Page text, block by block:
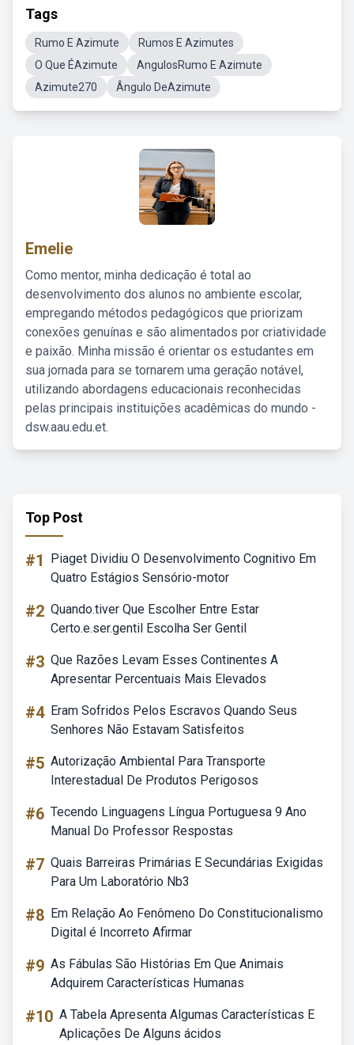
Tags
Rumo E Azimute
Rumos E Azimutes
O Que ÉAzimute
AngulosRumo E Azimute
Azimute270
Ângulo DeAzimute
Emelie
Como mentor, minha dedicação é total ao
desenvolvimento dos alunos no ambiente escolar,
empregando métodos pedagógicos que priorizam
conexões genuínas e são alimentados por criatividade
e paixão. Minha missão é orientar os estudantes em
sua jornada para se tornarem uma geração notável,
utilizando abordagens educacionais reconhecidas
pelas principais instituições acadêmicas do mundo -
dsw.aau.edu.et.
Top Post
#1
Piaget Dividiu O Desenvolvimento Cognitivo Em
Quatro Estágios Sensório-motor
#2 Quando.tiver Que Escolher Entre Estar
Certo.e.ser.gentil Escolha Ser Gentil
#3 Que Razões Levam Esses Continentes A
Apresentar Percentuais Mais Elevados
#4 Eram Sofridos Pelos Escravos Quando Seus
Senhores Não Estavam Satisfeitos
#5 Autorização Ambiental Para Transporte
Interestadual De Produtos Perigosos
#6 Tecendo Linguagens Língua Portuguesa 9 Ano
Manual Do Professor Respostas
#7 Quais Barreiras Primárias E Secundárias Exigidas
Para Um Laboratório Nb3
#8 Em Relação Ao Fenômeno Do Constitucionalismo
Digital é Incorreto Afirmar
#9 As Fábulas São Histórias Em Que Animais
Adquirem Características Humanas
#10 A Tabela Apresenta Algumas Características E
Aplicações De Alguns ácidos